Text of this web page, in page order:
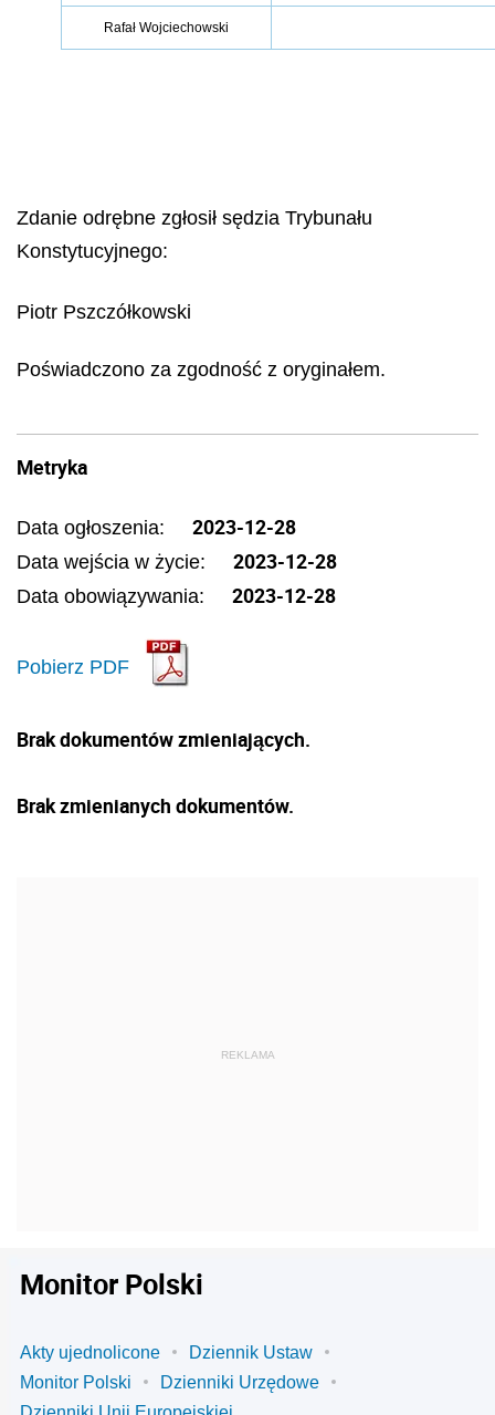
Rafał Wojciechowski
Zdanie odrębne zgłosił sędzia Trybunału
Konstytucyjnego:
Piotr Pszczółkowski
Poświadczono za zgodność z oryginałem.
Metryka
Data ogłoszenia: 2023-12-28
Data wejścia w życie: 2023-12-28
Data obowiązywania: 2023-12-28
Pobierz PDF
Brak dokumentów zmieniających.
Brak zmienianych dokumentów.
Monitor Polski
Akty ujednolicone
Dziennik Ustaw
Monitor Polski
Dzienniki Urzędowe